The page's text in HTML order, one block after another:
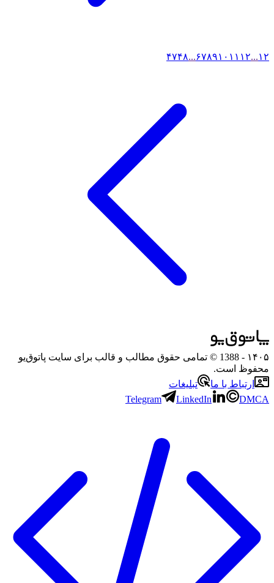
۱۲ ... ۶۷۸۹۱۰ ۱۱ ۱۲ ... ۴۷۴۸
۱۴۰۵
- 1388 © تمامی حقوق مطالب و قالب برای سایت پاتوق‌یو
محفوظ است.
ارتباط با ما
تبلیغات
Telegram
LinkedIn DMCA